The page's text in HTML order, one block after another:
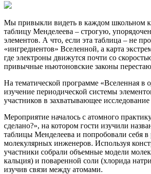
Мы привыкли видеть в каждом школьном
таблицу Менделеева – строгую,
элементов. А что, если эта таблица – не
«ингредиентов» Вселенной, а карта
где электроны движутся почти со
привычные ньютоновские законы
На тематической программе «Вселенная в
изучение периодической системы
участников в захватывающее
Мероприятие началось с атомного
сделано?», на котором гости изучили
таблицы Менделеева и попробовали себя в
молекулярных инженеров. Используя
участники собрали объемные модели
кальция) и поваренной соли (хлорида
изучив связи между атомами.